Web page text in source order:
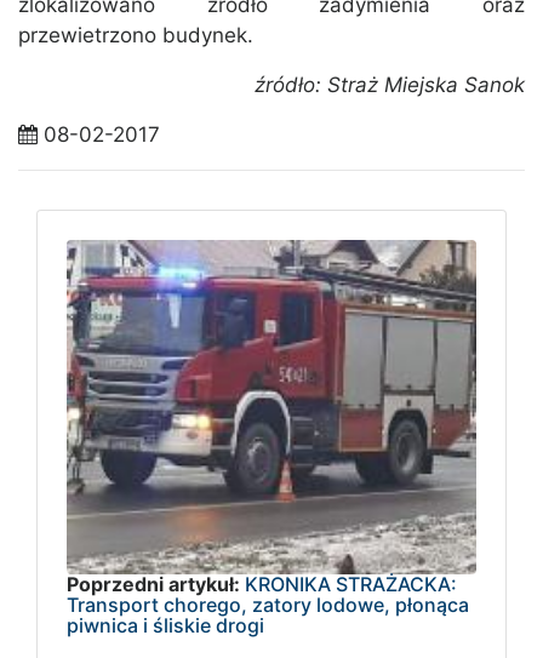
zlokalizowano źródło zadymienia oraz
przewietrzono budynek.
źródło: Straż Miejska Sanok
08-02-2017
Poprzedni artykuł: KRONIKA STRAŻACKA:
Transport chorego, zatory lodowe, płonąca
piwnica i śliskie drogi